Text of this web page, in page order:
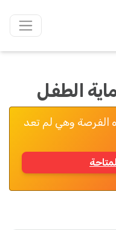
الطفل
الفرصة وهي لم تعد